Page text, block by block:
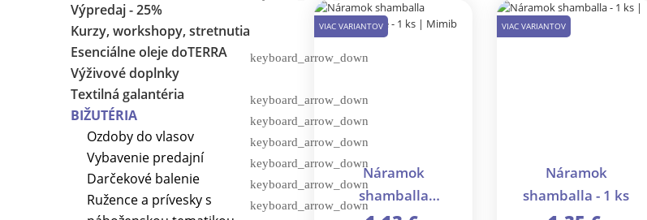
Výpredaj - 25%
Kurzy, workshopy, stretnutia
Esenciálne oleje doTERRA
Výživové doplnky
Textilná galantéria
BIŽUTÉRIA
Ozdoby do vlasov
Vybavenie predajní
Darčekové balenie
Ružence a prívesky s
VIAC VARIANTOV
Náramok
shamballa
VIAC VARIANTOV
Náramok
shamballa - 1 ks